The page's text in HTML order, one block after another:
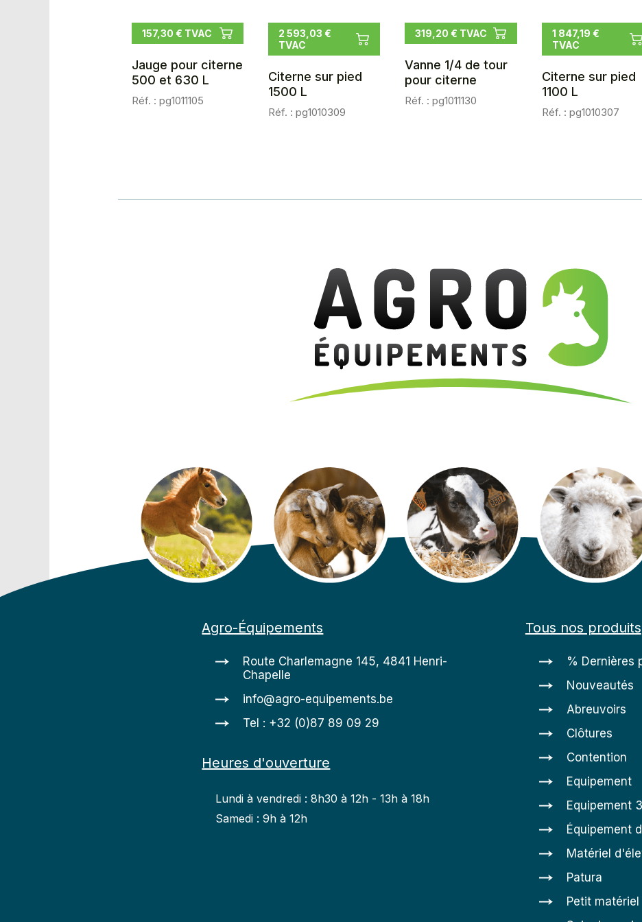
157,30 € TVAC
Jauge pour citerne
500 et 630 L
Réf. : pg1011105
2 593,03 €
TVAC
Citerne sur pied
1500 L
Réf. : pg1010309
319,20 € TVAC
Vanne 1/4 de tour
pour citerne
Réf. : pg1011130
1 847,19 €
TVAC
Citerne sur pied
1100 L
Réf. : pg1010307
Agro-Équipements
Route Charlemagne 145, 4841 Henri-
Chapelle
info@agro-equipements.be
Tel : +32 (0)87 89 09 29
Heures d'ouverture
Lundi à vendredi : 8h30 à 12h - 13h à 18h
Samedi : 9h à 12h
Tous nos produits
% Dernières
Nouveautés
Abreuvoirs
Clôtures
Contention
Equipement
Equipement
Équipement
Matériel
Patura
Petit matériel